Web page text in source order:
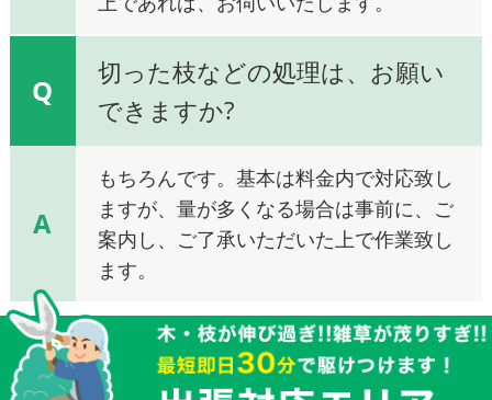
Q
切った枝などの処理は、お願い
できますか?
A
もちろんです。基本は料金内で対応致し
ますが、量が多くなる場合は事前に、ご
案内し、ご了承いただいた上で作業致し
ます。